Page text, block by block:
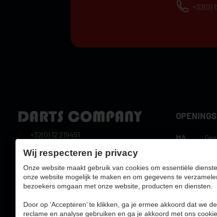
+32(0)
+32(0) 12 219451
info@dartscompany.be
btw: BE0788517750
MA
WO
uur
Wij respecteren je privacy
Onze website maakt gebruik van cookies om essentiële
onze website mogelijk te maken en om gegevens te
bezoekers omgaan met onze website, producten en diensten.
Door op ‘Accepteren’ te klikken, ga je ermee akkoord dat we
reclame en analyse gebruiken en ga je akkoord met ons